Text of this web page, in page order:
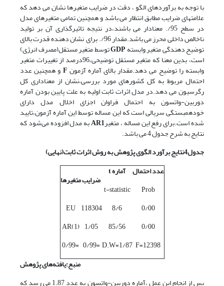
با توجه به برآوردهای الگو ، دقت در ضرایب متغیرها نشان می دهد که
علامتهای ضرایب مطابق انتظار می باشد و همچنین تمامی متغیرهای مدل
در سطح 95/. معنادار می باشند،در نتیجه تاثیرگذاری آن بر تولید
ناخالص داخلی محرز می باشد.مقدار 96/. برای نشان دهنده قدرت بالای
توضیح دهندگی متغیر وابستهGDPتوسط متغیر مستقل(مصرف انرژی)
است، بدین معنا که متغیر مستقل توضیحی،96درصد از تغییرات متغیر
وابسته را توضیح می دهد.مقدار بالای آماره آزمونFو همچنین عدد
احتمال مربوط به کل کشورهای مورد بررسی،نشان از معناداری کل
رگرسیون می دهد.در مدل اثرات ثابت اولیه به علت پایین بودن آماره
دوربین-واتسون به احتمال فراوان اجزای اخلال مدل دارای
خودهمبستگی سریالی است که این مساله توسط این آماره آزمون،تایید
شده است.برای رفع این مساله ، متغیرAR1به مدل افزوده می‌شود که
نتایج به شرح جدول 4 می باشد.
جدول4نتایج برآورد الگوی پژوهش به روش اثرات ثابت(نهایی)
عدد احتمال
Prob
آمارهt
t-statistic
ضرایبمتغیر‌ها
0/00
8/6
118304
EU
0/00
85/56
1/05
AR(1)
F=12398
D.W=1/87
=0/99
=0/99
منبع:یافته‌های پژوهش
پس از انجام این عمل ،آماره دوربین-واتسون به عدد 1.87 می رسد که